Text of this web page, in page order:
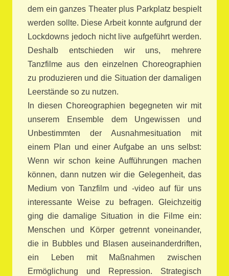
dem ein ganzes Theater plus Parkplatz bespielt
werden sollte. Diese Arbeit konnte aufgrund der
Lockdowns jedoch nicht live aufgeführt werden.
Deshalb entschieden wir uns, mehrere
Tanzfilme aus den einzelnen Choreographien
zu produzieren und die Situation der damaligen
Leerstände so zu nutzen.
In diesen Choreographien begegneten wir mit
unserem Ensemble dem Ungewissen und
Unbestimmten der Ausnahmesituation mit
einem Plan und einer Aufgabe an uns selbst:
Wenn wir schon keine Aufführungen machen
können, dann nutzen wir die Gelegenheit, das
Medium von Tanzfilm und -video auf für uns
interessante Weise zu befragen. Gleichzeitig
ging die damalige Situation in die Filme ein:
Menschen und Körper getrennt voneinander,
die in Bubbles und Blasen auseinanderdriften,
ein Leben mit Maßnahmen zwischen
Ermöglichung und Repression. Strategisch